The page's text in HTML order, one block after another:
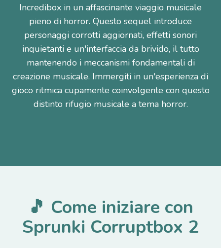
Incredibox in un affascinante viaggio musicale
pieno di horror. Questo sequel introduce
personaggi corrotti aggiornati, effetti sonori
inquietanti e un'interfaccia da brivido, il tutto
mantenendo i meccanismi fondamentali di
creazione musicale. Immergiti in un'esperienza di
gioco ritmica cupamente coinvolgente con questo
distinto rifugio musicale a tema horror.
🎵 Come iniziare con
Sprunki Corruptbox 2